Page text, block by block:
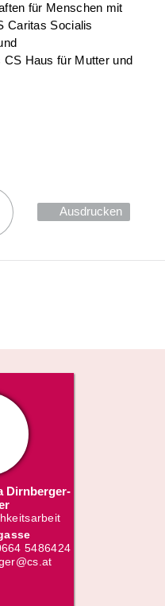
für Menschen mit
Caritas Socialis
CS Haus für Mutter und
Ausdrucken
Dirnberger-
5486424